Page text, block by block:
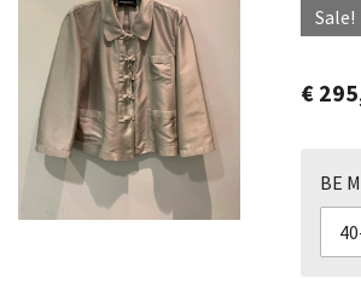
Sale!
€
BE